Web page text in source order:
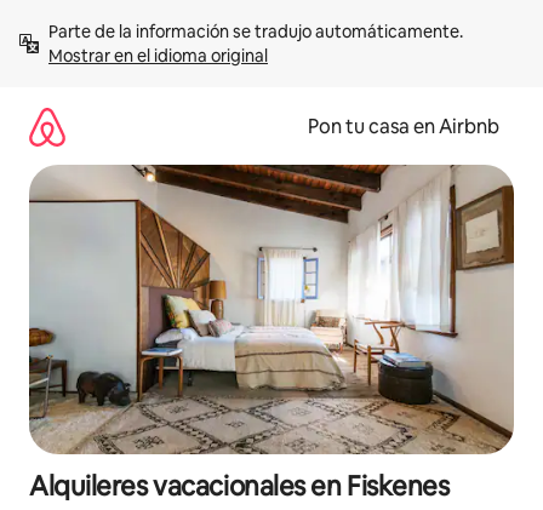
contenidoMostrar en el idioma original
Pon tu casa en Airbnb
Alquileres vacacionales en Fiskenes